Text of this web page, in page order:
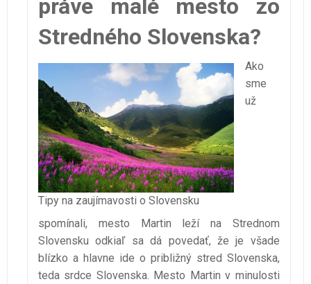
práve malé mesto zo
Stredného Slovenska?
Tipy na zaujímavosti o Slovensku
Ako
sme
už
spomínali, mesto Martin leží na Strednom
Slovensku odkiaľ sa dá povedať, že je všade
blízko a hlavne ide o približný stred Slovenska,
teda srdce Slovenska. Mesto Martin v minulosti